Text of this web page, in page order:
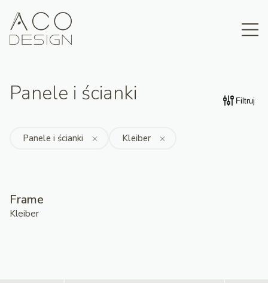
Panele i ścianki Filtruj
Panele i ścianki Kleiber
Frame
Kleiber